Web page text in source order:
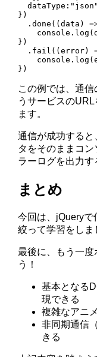
  dataType:"json"
})
})
この例では、通
うサービスの
ます。
通信が成功する
タをそのままコ
ラーログを出力す
まとめ
今回は、jQueryで
絞って学習をしま
最後に、もう一度
う！
基本となる
現できる
複雑なアニ
非同期通信
きる